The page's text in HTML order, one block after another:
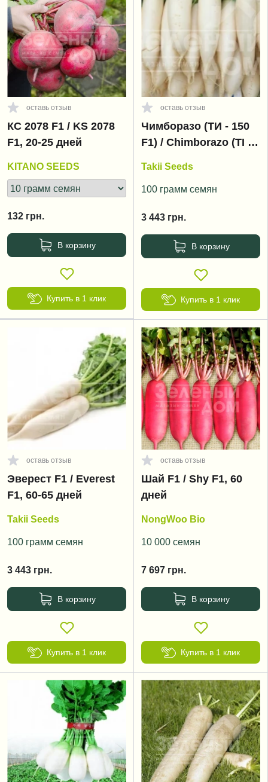
оставь отзыв
КС 2078 F1 / KS 2078
F1, 20-25 дней
KITANO SEEDS
132 грн.
В корзину
Купить в 1 клик
оставь отзыв
Чимборазо (ТИ - 150
F1) / Chimborazo (TI -
Takii Seeds
100 грамм семян
3 443 грн.
В корзину
Купить в 1 клик
оставь отзыв
Эверест F1 / Everest
F1, 60-65 дней
Takii Seeds
100 грамм семян
3 443 грн.
В корзину
Купить в 1 клик
оставь отзыв
Шай F1 / Shy F1, 60
дней
NongWoo Bio
10 000 семян
7 697 грн.
В корзину
Купить в 1 клик